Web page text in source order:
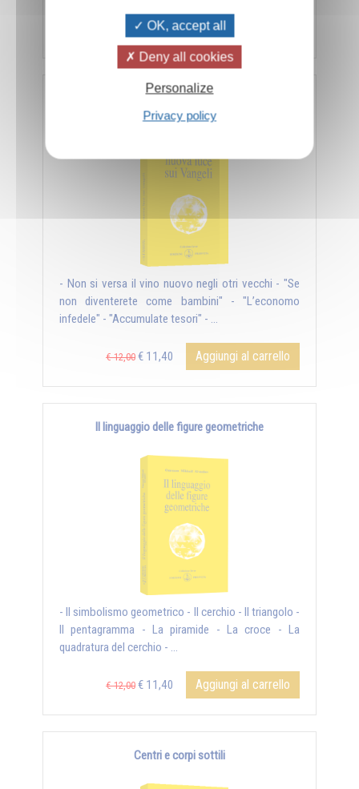
€ 12,00€ 11,40 Aggiungi al carrello
Nuova luce sui Vangeli
- Non si versa il vino nuovo negli otri vecchi - "Se
non diventerete come bambini" - "L’economo
infedele" - "Accumulate tesori" - ...
€ 12,00 € 11,40 Aggiungi al carrello
Il linguaggio delle figure geometriche
- Il simbolismo geometrico - Il cerchio - Il triangolo -
Il pentagramma - La piramide - La croce - La
quadratura del cerchio - ...
€ 12,00 € 11,40 Aggiungi al carrello
Centri e corpi sottili
OK, accept all
Deny all cookies
Personalize
Privacy policy